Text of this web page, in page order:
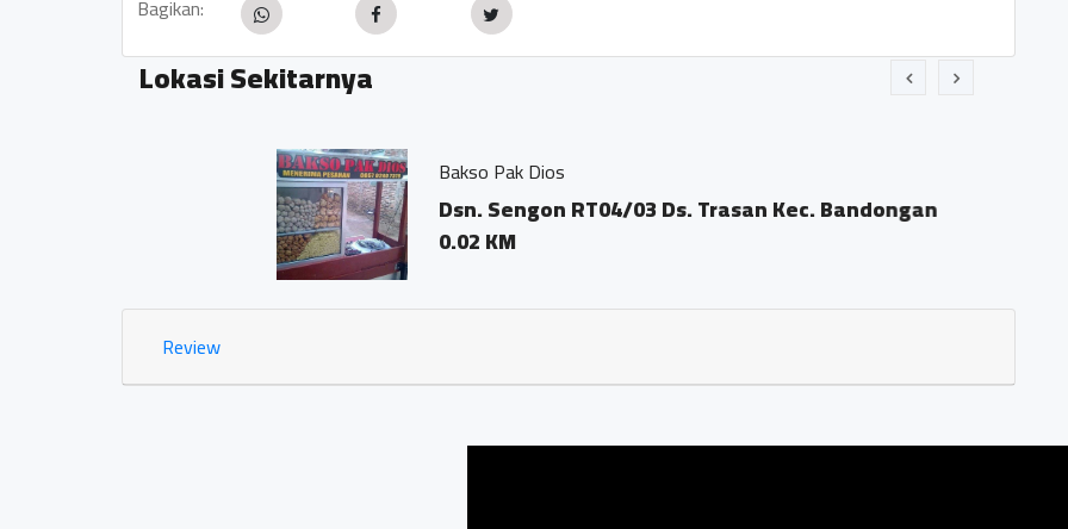
Bagikan:
Lokasi Sekitarnya
Bakso Pak Dios
Dsn. Sengon RT04/03 Ds. Trasan Kec. Bandongan
0.02 KM
Review